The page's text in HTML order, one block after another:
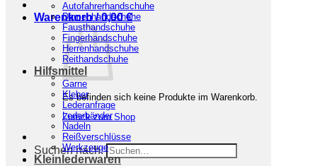
Warenkorb /0,00€
Es befinden sich keine Produkte im Warenkorb.
Zurück zum Shop
Suchen nach:
Autofahrerhandschuhe
Damenhandschuhe
Fausthandschuhe
Fingerhandschuhe
Herrenhandschuhe
Reithandschuhe
Hilfsmittel
Garne
Kleber
Lederanfrage
Lederbänder
Nadeln
Reißverschlüsse
Werkzeuge
Kleinlederwaren